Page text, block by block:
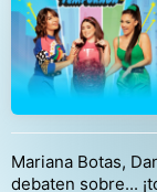
Mariana Botas,
debaten sobre...